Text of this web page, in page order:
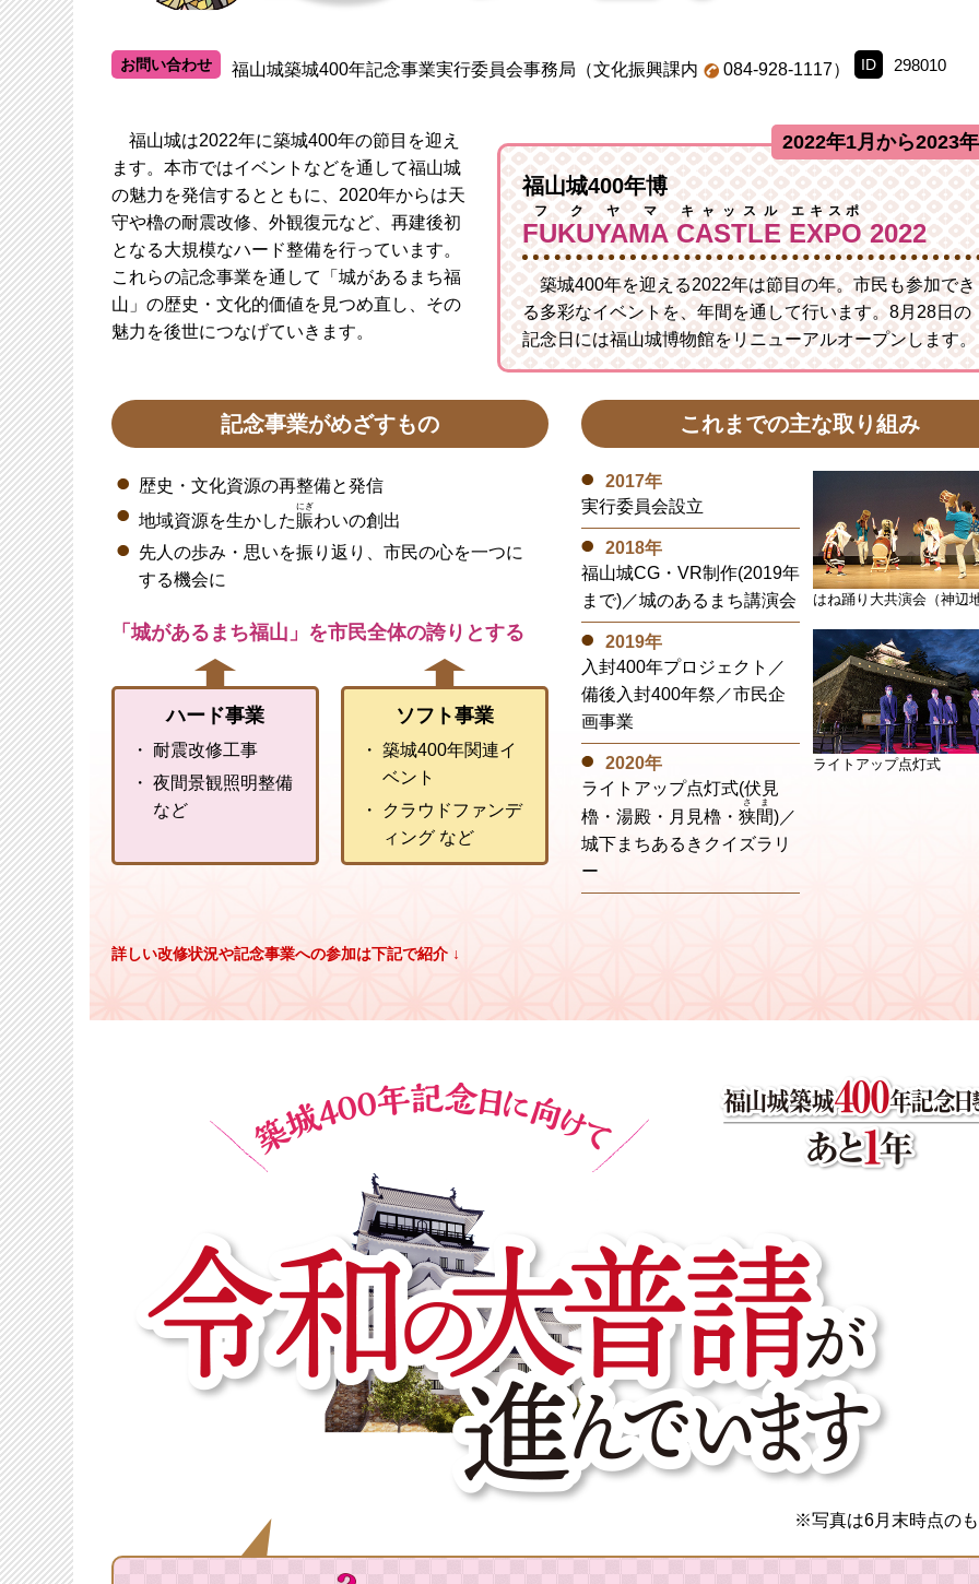
お問い合わせ 福山城築城400年記念事業実行委員会事務局 （文化振興課内 084-928-1117） ID 298010
福山城は2022年に築城400年の節目を迎え
ます。本市ではイベントなどを通して福山城
の魅力を発信するとともに、2020年からは天
守や櫓の耐震改修、外観復元など、再建後初
となる大規模なハード整備を行っています。
これらの記念事業を通して「城があるまち福
山」の歴史・文化的価値を見つめ直し、その
魅力を後世につなげていきます。
2022年1月から2023
福山城400年博
FUKUYAMA
フクヤマ
CASTLE
キャッスル
EXPO
エキスポ
2022
築城400年を迎える2022年は節目の年。市民も参加でき
る多彩なイベントを、年間を通して行います。8月28日の
記念日には福山城博物館をリニューアルオープンします。
記念事業がめざすもの
歴史・文化資源の再整備と発信
地域資源を生かした賑
にぎ
わいの創出
先人の歩み・思いを振り返り、市民の心を一つに
する機会に
「城があるまち福山」を市民全体の誇りとする
ハード事業
耐震改修工事
夜間景観照明整備
など
ソフト事業
築城400年関連イ
ベント
クラウドファンデ
ィング など
これまでの主な取り組み
2017年
実行委員会設立
2018年
福山城CG・VR制作(2019年
まで)／城のあるまち講演会
2019年
入封400年プロジェクト／
備後入封400年祭／市民企
画事業
2020年
ライトアップ点灯式(伏見
櫓・湯殿・月見櫓・ 狭間
さま
)／
城下まちあるきクイズラリ
ー
はね踊り大共演会（神辺
ライトアップ点灯式
詳しい改修状況や記念事業への参加は下記で紹介 ↓
※写真は6月末時点の